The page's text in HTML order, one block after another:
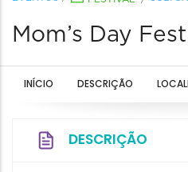
Mom’s Day
INÍCIO DESCRIÇÃO
DESCRIÇÃO